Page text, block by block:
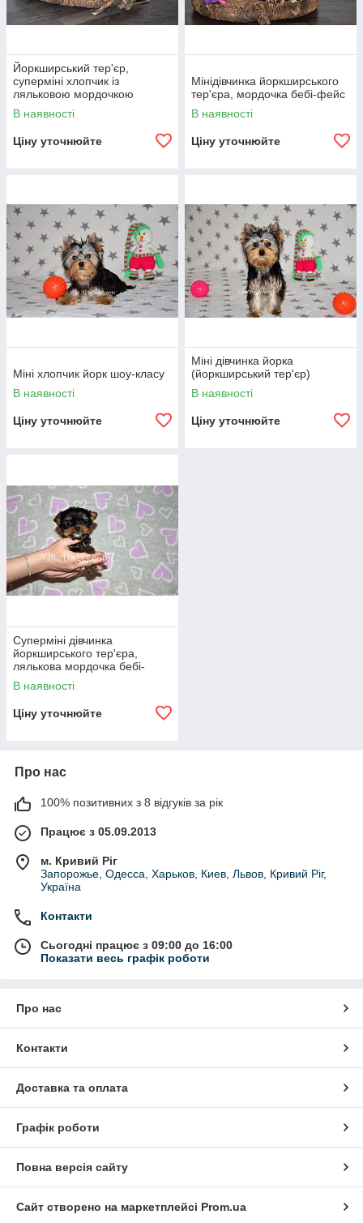
Йоркширський тер'єр,
суперміні хлопчик із
ляльковою мордочкою
В наявності
Ціну уточнюйте
Мінідівчинка йоркширського
тер'єра, мордочка бебі-фейс
В наявності
Ціну уточнюйте
Міні хлопчик йорк шоу-класу
В наявності
Ціну уточнюйте
Міні дівчинка йорка
(йоркширський тер'єр)
В наявності
Ціну уточнюйте
Суперміні дівчинка
йоркширського тер'єра,
лялькова мордочка бебі-
фейс
В наявності
Ціну уточнюйте
Про нас
100% позитивних з 8 відгуків за рік
Працює з 05.09.2013
м. Кривий Ріг
Запорожье, Одесса, Харьков, Киев, Львов, Кривий Ріг,
Україна
Контакти
Сьогодні працює з 09:00 до 16:00
Показати весь графік роботи
Про нас
Контакти
Доставка та оплата
Графік роботи
Повна версія сайту
Сайт створено на маркетплейсі Prom.ua